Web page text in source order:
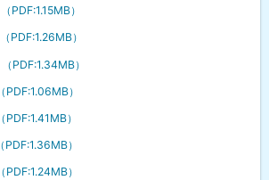
（PDF:1.15MB）
（PDF:1.26MB）
（PDF:1.34MB）
（PDF:1.06MB）
（PDF:1.41MB）
（PDF:1.36MB）
（PDF:1.24MB）